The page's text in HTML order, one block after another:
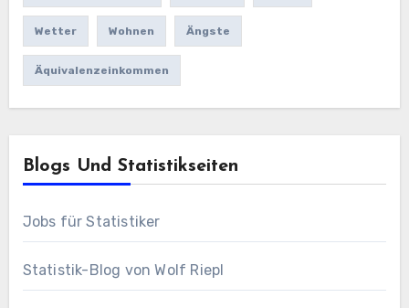
Wetter Wohnen Ängste
Äquivalenzeinkommen
Blogs Und Statistikseiten
Jobs für Statistiker
Statistik-Blog von Wolf Riepl